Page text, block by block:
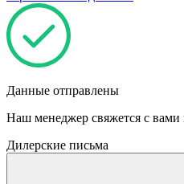
Данные отправлены
Наш менеджер свяжется с
Дилерские письма